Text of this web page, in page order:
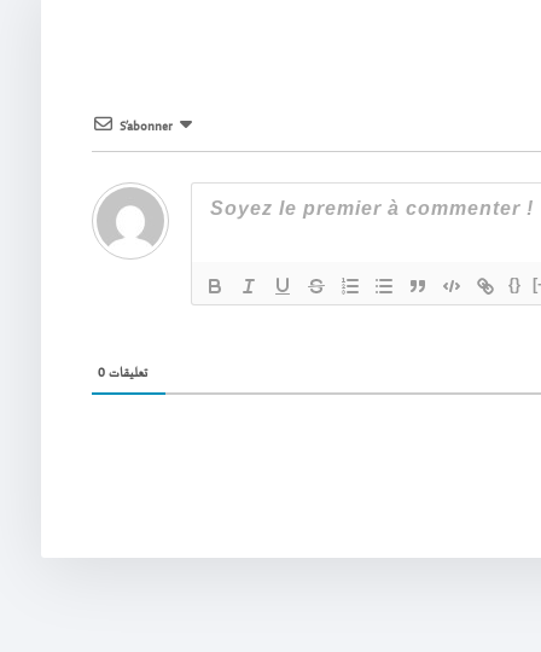
S’abonner
{}
0تعليقات